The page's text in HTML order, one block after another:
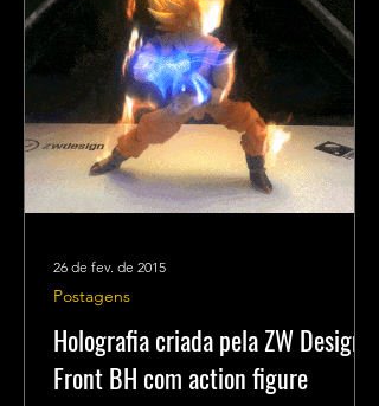
Holografia criada pela ZW Design e
Front BH com action figure
Postagens
26 de fev. de 2015